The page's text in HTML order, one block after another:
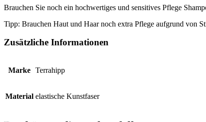
Brauchen Sie noch ein hochwertiges und sensitives Pflege
Tipp: Brauchen Haut und Haar noch extra Pflege aufgrund von
Zusätzliche Informationen
Marke Terrahipp
Material elastische Kunstfaser